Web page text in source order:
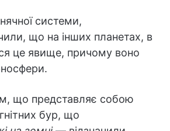
системи,
що на інших планетах, в
це явище, причому воно
що представляє собою
бур, що